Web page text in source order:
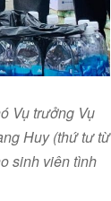
Vụ trưởng Vụ
Huy (thứ tư từ
sinh viên tình